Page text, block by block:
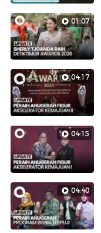
01:07
04:17
04:15
04:40